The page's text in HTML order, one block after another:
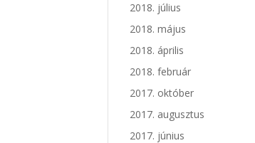
2018. július
2018. május
2018. április
2018. február
2017. október
2017. augusztus
2017. június